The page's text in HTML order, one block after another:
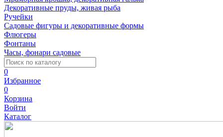
Декоративные пруды, живая рыба
Ручейки
Садовые фигуры и декоративные формы
Флюгеры
Фонтаны
Часы, фонари садовые
0
Избранное
0
Корзина
Войти
Каталог